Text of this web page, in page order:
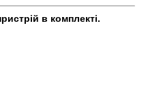
в комплекті.